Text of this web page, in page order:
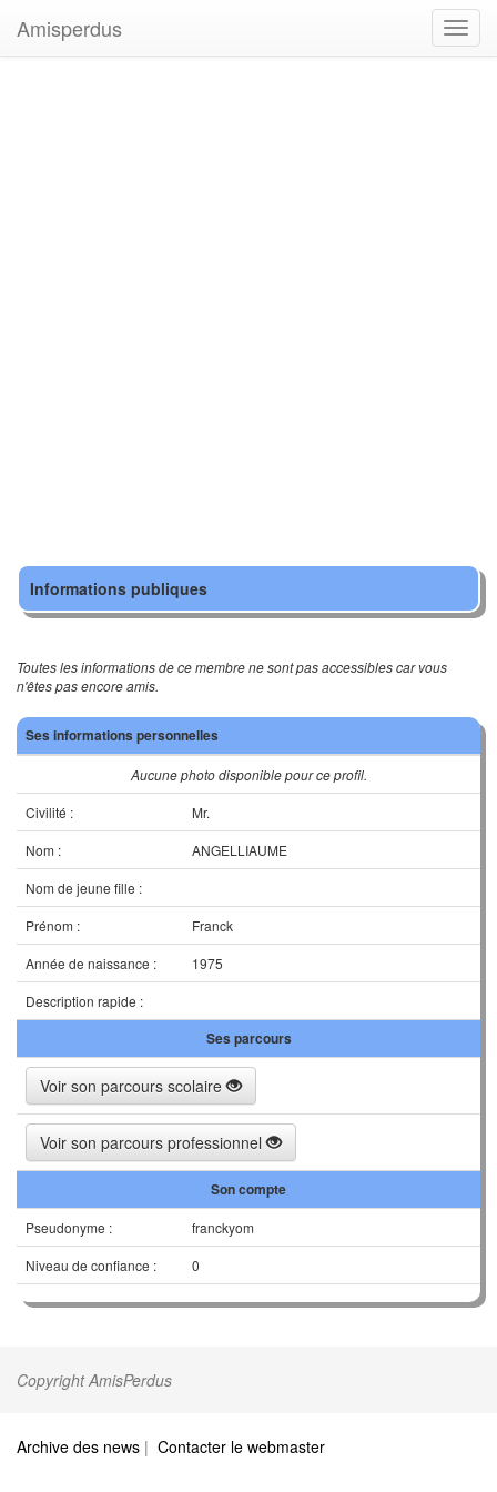
Amisperdus
Informations publiques
Toutes les informations de ce membre ne sont pas accessibles car vous
n'êtes pas encore amis.
Ses informations personnelles
Aucune photo disponible pour ce profil.
Civilité :
Mr.
Nom :
ANGELLIAUME
Nom de jeune fille :
Prénom :
Franck
Année de naissance :
1975
Description rapide :
Ses parcours
Voir son parcours scolaire
Voir son parcours professionnel
Son compte
Pseudonyme :
franckyom
Niveau de confiance :
0
Copyright AmisPerdus
Archive des news | Contacter le webmaster